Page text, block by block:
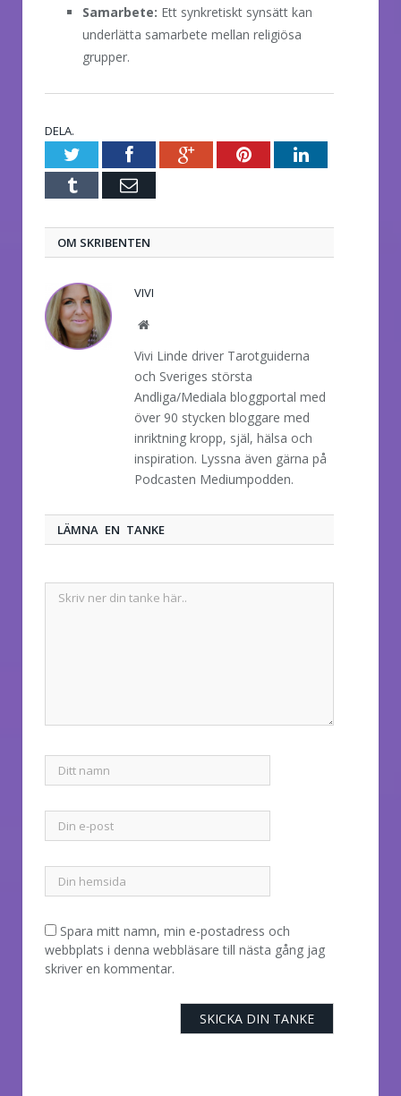
Samarbete: Ett synkretiskt synsätt kan
underlätta samarbete mellan religiösa
grupper.
DELA.
TwitterFacebookGoogle+PinterestLinkedIn
Tumblr E-
OM SKRIBENTEN
VIVI
Website
Vivi Linde driver Tarotguiderna
och Sveriges största
Andliga/Mediala bloggportal med
över 90 stycken bloggare med
inriktning kropp, själ, hälsa och
inspiration. Lyssna även gärna på
Podcasten Mediumpodden.
LÄMNA EN TANKE
Spara mitt namn, min e-postadress och
webbplats i denna webbläsare till nästa gång jag
skriver en kommentar.